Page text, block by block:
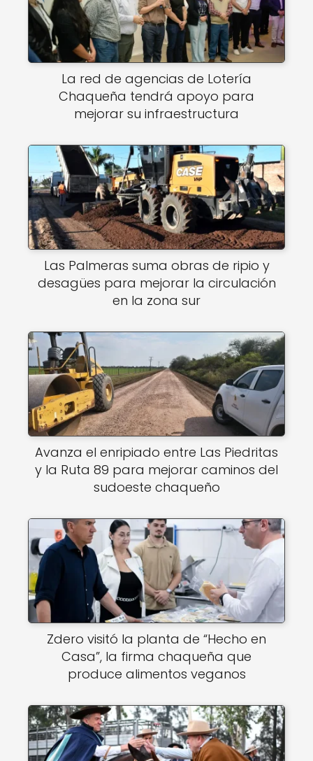
La red de agencias de Lotería
Chaqueña tendrá apoyo para
mejorar su infraestructura
Las Palmeras suma obras de ripio y
desagües para mejorar la circulación
en la zona sur
Avanza el enripiado entre Las Piedritas
y la Ruta 89 para mejorar caminos del
sudoeste chaqueño
Zdero visitó la planta de “Hecho en
Casa”, la firma chaqueña que
produce alimentos veganos